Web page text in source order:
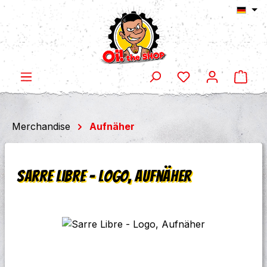
Zum Hauptinhalt springen
Merchandise Aufnäher
Sarre Libre - Logo, Aufnäher
Bildergalerie überspringen